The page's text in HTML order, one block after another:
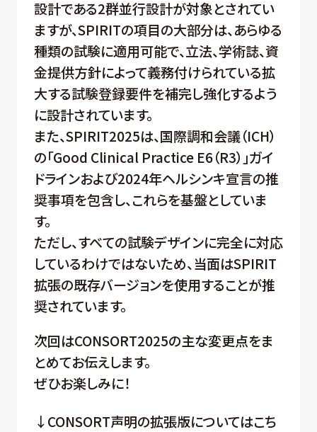
設計である2群並行設計が対象とされてい
ますが、SPIRITの項目の大部分は、あらゆる
種類の試験に適用可能で、立法、学術誌、資
金提供方針によって義務付けられている拡
大する試験登録要件を補完し強化するよう
に設計されています。
また、SPIRIT2025は、国際調和会議（ICH）
の「Good Clinical Practice E6（R3）」ガイ
ドラインおよび2024年ヘルシンキ宣言の推
奨事項を包含し、これらを基盤としていま
す。
ただし、すべての試験デザインに完全に対応
しているわけではないため、当面はSPIRIT
拡張の既存バージョンを使用することが推
奨されています。
次回はCONSORT2025の主な変更点をま
とめてお伝えします。
ぜひお楽しみに！
↓CONSORT声明の拡張版についてはこち